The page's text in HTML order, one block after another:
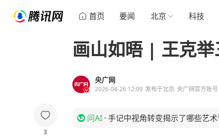
首页 要闻 北京 科技
3
画山如晤 | 王克
央广网
2026-04-26 12:09 发布于北京 央广网官方账号
问AI · 手记中视角转变揭示了哪些艺